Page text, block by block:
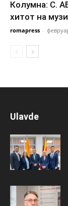
Колумна: С.
хитот на
romapress -
Ulavde